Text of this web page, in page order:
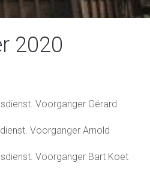
2020
Voorganger Gérard
Voorganger Arnold
Voorganger Bart Koet